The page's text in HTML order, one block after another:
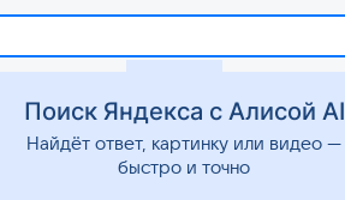
Дом Гороскопы Стиль жизни
Поиск Яндекса с Алисой AI
Найдёт ответ, картинку или видео —
быстро и точно